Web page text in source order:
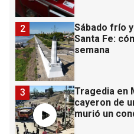
Sábado frío
Santa Fe:
semana
2
Tragedia en
cayeron de
murió un
3